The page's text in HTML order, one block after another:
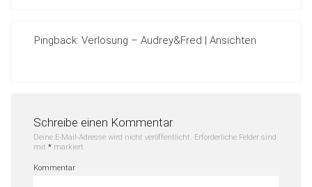
Pingback: Verlosung – Audrey&Fred | Ansichten
Schreibe einen Kommentar
Deine E-Mail-Adresse wird nicht veröffentlicht. Erforderliche Felder sind
mit * markiert
Kommentar